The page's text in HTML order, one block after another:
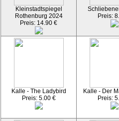
Kleinstadtspiegel
Rothenburg 2024
Preis: 14.90 €
Preis:
Kalle - The Ladybird
Preis: 5.00 €
Kalle - Der
Preis: